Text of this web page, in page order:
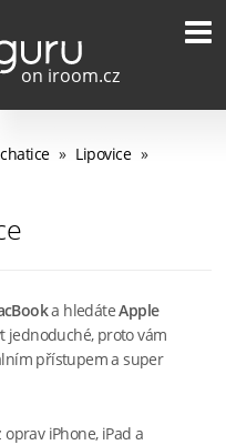
» Lipovice »
a hledáteApple
jednoduché, proto vám
přístupem a super
iPhone, iPad a